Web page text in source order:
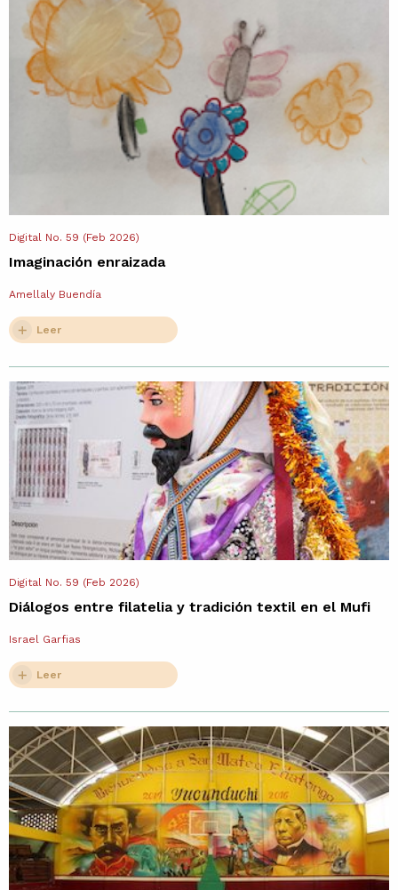
Digital No. 59 (Feb 2026)
Imaginación enraizada
Amellaly Buendía
Leer
Digital No. 59 (Feb 2026)
Diálogos entre filatelia y tradición textil en el Mufi
Israel Garfias
Leer